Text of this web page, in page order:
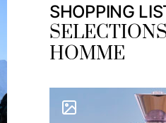
SHOPPING
HOMME